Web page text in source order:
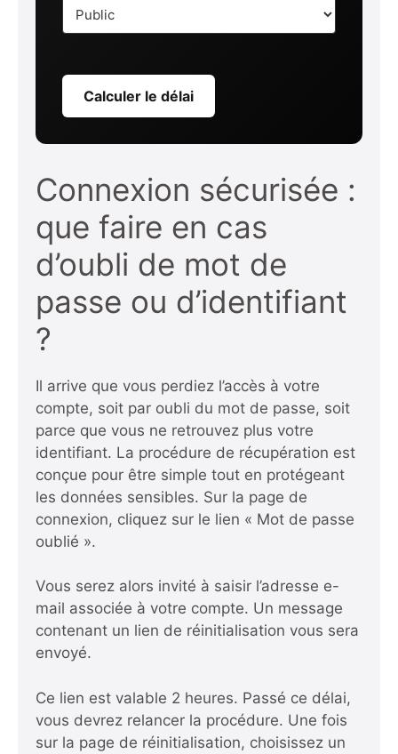
Calculer le délai
Connexion sécurisée :
que faire en cas
d’oubli de mot de
passe ou d’identifiant
?
Il arrive que vous perdiez l’accès à votre
compte, soit par oubli du mot de passe, soit
parce que vous ne retrouvez plus votre
identifiant. La procédure de récupération est
conçue pour être simple tout en protégeant
les données sensibles. Sur la page de
connexion, cliquez sur le lien « Mot de passe
oublié ».
Vous serez alors invité à saisir l’adresse e-
mail associée à votre compte. Un message
contenant un lien de réinitialisation vous sera
envoyé.
Ce lien est valable 2 heures. Passé ce délai,
vous devrez relancer la procédure. Une fois
sur la page de réinitialisation, choisissez un